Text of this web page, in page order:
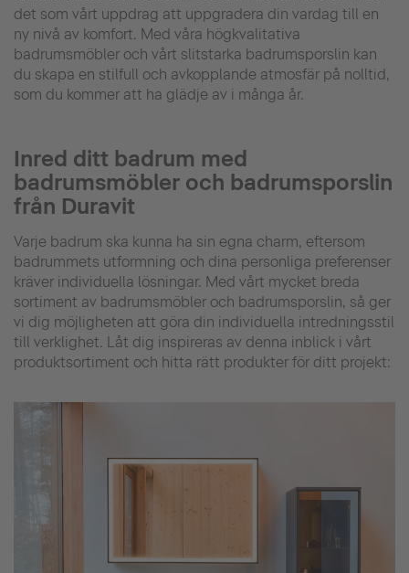
det som vårt uppdrag att uppgradera din vardag till en
ny nivå av komfort. Med våra högkvalitativa
badrumsmöbler och vårt slitstarka badrumsporslin kan
du skapa en stilfull och avkopplande atmosfär på nolltid,
som du kommer att ha glädje av i många år.
Inred ditt badrum med
badrumsmöbler och badrumsporslin
från Duravit
Varje badrum ska kunna ha sin egna charm, eftersom
badrummets utformning och dina personliga preferenser
kräver individuella lösningar. Med vårt mycket breda
sortiment av badrumsmöbler och badrumsporslin, så ger
vi dig möjligheten att göra din individuella intredningsstil
till verklighet. Låt dig inspireras av denna inblick i vårt
produktsortiment och hitta rätt produkter för ditt projekt: